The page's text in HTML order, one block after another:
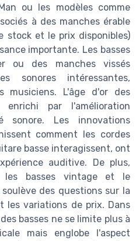
ou les modèles comme
à des manches érable
stock et le prix disponibles)
importante. Les basses
ou des manches vissés
sonores intéressantes,
musiciens. L'âge d'or des
enrichi par l'amélioration
Les innovations
comment les cordes
basse interagissent, ont
auditive. De plus,
les basses vintage et le
des questions sur la
les variations de prix. Dans
basses ne se limite plus à
mais englobe l'aspect